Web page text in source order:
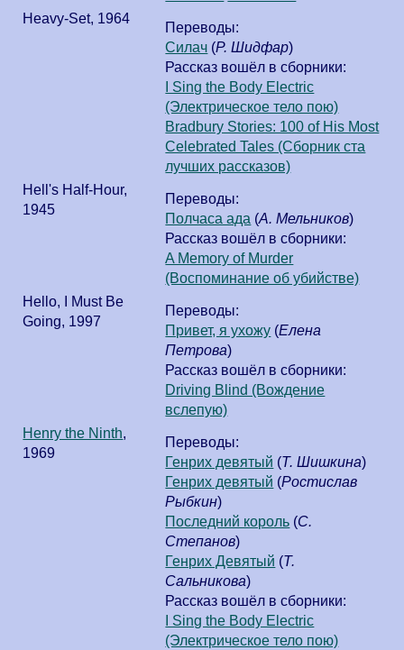
Heavy-Set, 1964
Переводы:
Силач (Р. Шидфар)
Рассказ вошёл в сборники:
I Sing the Body Electric
(Электрическое тело пою)
Bradbury Stories: 100 of His Most
Celebrated Tales (Сборник ста
лучших рассказов)
Hell's Half-Hour,
1945
Переводы:
Полчаса ада (А. Мельников)
Рассказ вошёл в сборники:
A Memory of Murder
(Воспоминание об убийстве)
Hello, I Must Be
Going, 1997
Переводы:
Привет, я ухожу (Елена
Петрова)
Рассказ вошёл в сборники:
Driving Blind (Вождение
вслепую)
Henry the Ninth,
1969
Переводы:
Генрих девятый (Т. Шишкина)
Генрих девятый (Ростислав
Рыбкин)
Последний король (С.
Степанов)
Генрих Девятый (Т.
Сальникова)
Рассказ вошёл в сборники:
I Sing the Body Electric
(Электрическое тело пою)